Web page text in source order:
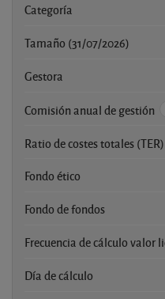
Categoría
Tamaño (31/07/2026)
Gestora
Comisión anual de gestión
Ratio de costes totales (TER)
Fondo ético
Fondo de fondos
Frecuencia de cálculo valor
Día de cálculo